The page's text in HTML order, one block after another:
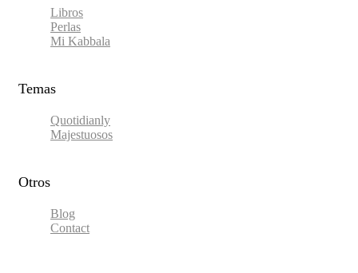
Libros
Perlas
Mi Kabbala
Temas
Quotidianly
Majestuosos
Otros
Blog
Contact